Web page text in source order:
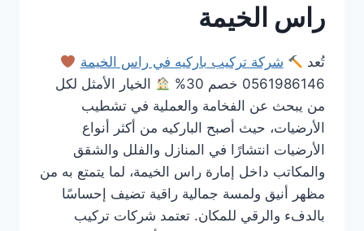
راس الخيمة
تُعد
شركة تركيب باركيه في راس الخيمة
0561986146 خصم 30%
الخيار الأمثل لكل
من يبحث عن الفخامة والعملية في تشطيب
الأرضيات، حيث أصبح الباركيه من أكثر أنواع
الأرضيات انتشارًا في المنازل والفلل والشقق
والمكاتب داخل إمارة راس الخيمة، لما يتمتع به من
مظهر أنيق ولمسة جمالية راقية تضيف إحساسًا
بالدفء والرقي للمكان. تعتمد شركات تركيب